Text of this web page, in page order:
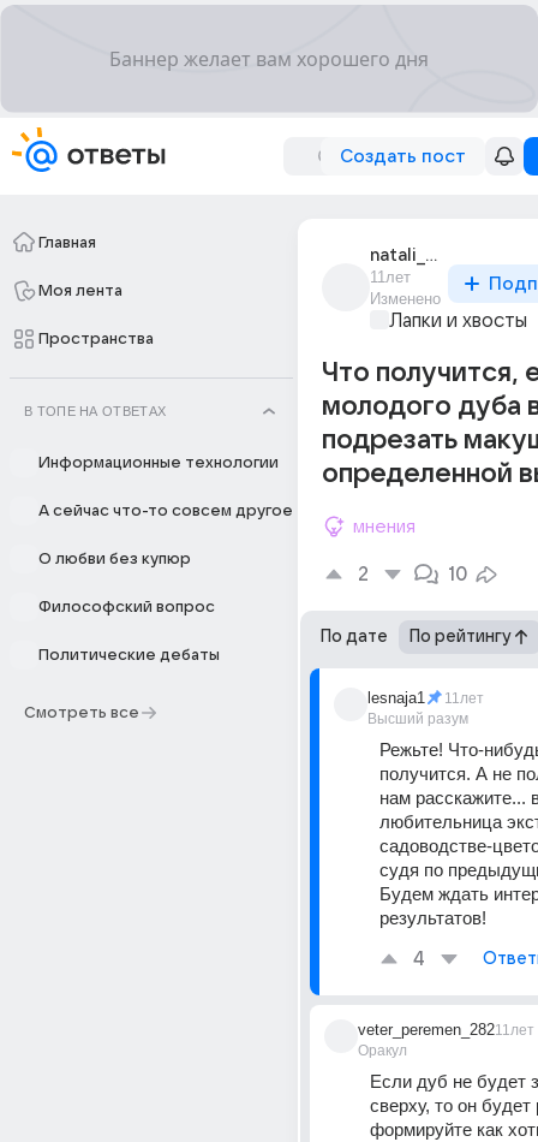
Создать пост
Главная
Моя лента
Пространства
В ТОПЕ НА ОТВЕТАХ
Информационные технологии
А сейчас что-то совсем другое
О любви без купюр
Философский вопрос
Политические дебаты
Смотреть все
natali_57066
11лет
Изменено
Лапки и хвосты
Что получится,
молодого дуба
подрезать
определенной
мнения
2 10
По дате По рейтингу
lesnaja1
Высший разум
11лет
Режьте! Что-
получится. А не
нам расскажите...
любительница
садоводстве-
судя по
Будем ждать
результатов!
4
veter_peremen_282
Оракул
11лет
Если дуб не будет
сверху, то он будет
формируйте как